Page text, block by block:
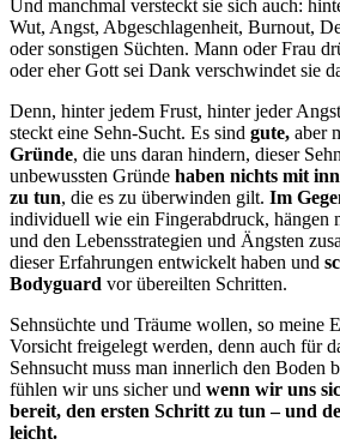
Und manchmal versteckt sie sich auch:
Wut, Angst, Abgeschlagenheit, Burnout,
oder sonstigen Süchten. Mann oder Frau
oder eher Gott sei Dank verschwindet sie
Denn, hinter jedem Frust, hinter jeder
steckt eine Sehn-Sucht. Es sind gute, aber
Gründe, die uns daran hindern, dieser
unbewussten Gründe haben nichts mit
zu tun, die es zu überwinden gilt. Im
individuell wie ein Fingerabdruck, hängen
und den Lebensstrategien und Ängsten
dieser Erfahrungen entwickelt haben und
Bodyguard vor übereilten Schritten.
Sehnsüchte und Träume wollen, so meine
Vorsicht freigelegt werden, denn auch für
Sehnsucht muss man innerlich den Boden
fühlen wir uns sicher und wenn wir uns
bereit, den ersten Schritt zu tun – und
leicht.